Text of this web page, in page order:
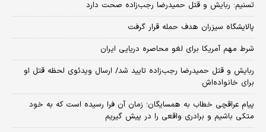
تسنیم: ربایش و قتل حمیدرضا رجب‌زاده صحت دارد
پالایشگاه سیزران هدف حمله قرار گرفت
شرط مهم آمریکا برای لغو محاصره دریایی ایران
ربایش و قتل حمیدرضا رجب‌زاده تایید شد/ ارسال ویدئوی لحظه قتل او
برای خانواده‌اش
پیام عراقچی خطاب به همسایگان؛ زمان آن فرا رسیده است که به خود
متکی باشیم و برادری واقعی را در پیش گیریم